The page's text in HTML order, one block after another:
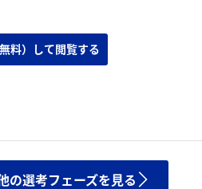
料）して閲覧する
の選考フェーズを見る